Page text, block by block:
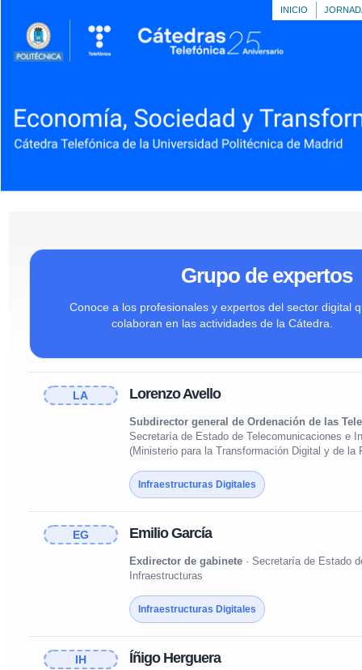
INICIO
Grupo de expertos
Conoce a los profesionales y expertos del sector digital
colaboran en las actividades de la Cátedra.
LA Lorenzo Avello
Subdirector general de Ordenación de las
Secretaría de Estado de Telecomunicaciones e
(Ministerio para la Transformación Digital y de la
Infraestructuras Digitales
EG Emilio García
Exdirector de gabinete · Secretaría de Estado
Infraestructuras
Infraestructuras Digitales
IH Íñigo Herguera